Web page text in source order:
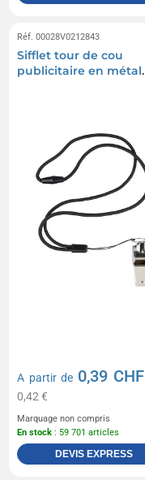
Réf. 00028V0212843
Sifflet tour de cou
publicitaire en métal
A partir de 0,39 CHF
0,42 €
Marquage non compris
En stock : 59 701 articles
DEVIS EXPRESS